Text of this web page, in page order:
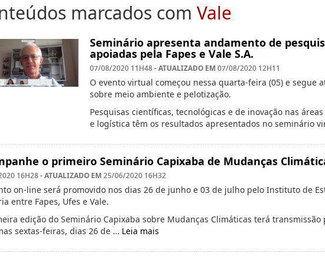
marcados com Vale
Seminário apresenta andamento de
apoiadas pela Fapes e Vale S.A.
07/08/2020 11H48- ATUALIZADO EM 07/08/2020 12H11
O evento virtual começou nessa quarta-feira (05) e segue
sobre meio ambiente e pelotização.
Pesquisas científicas, tecnológicas e de inovação nas
e logística têm os resultados apresentados no seminário
o primeiro Seminário Capixaba de Mudanças
16H28- ATUALIZADO EM 25/06/2020 16H32
on-line será promovido nos dias 26 de junho e 03 de julho pelo Instituto de
entre Fapes, Ufes e Vale.
edição do Seminário Capixaba sobre Mudanças Climáticas terá
sextas-feiras, dias 26 de … Leia mais